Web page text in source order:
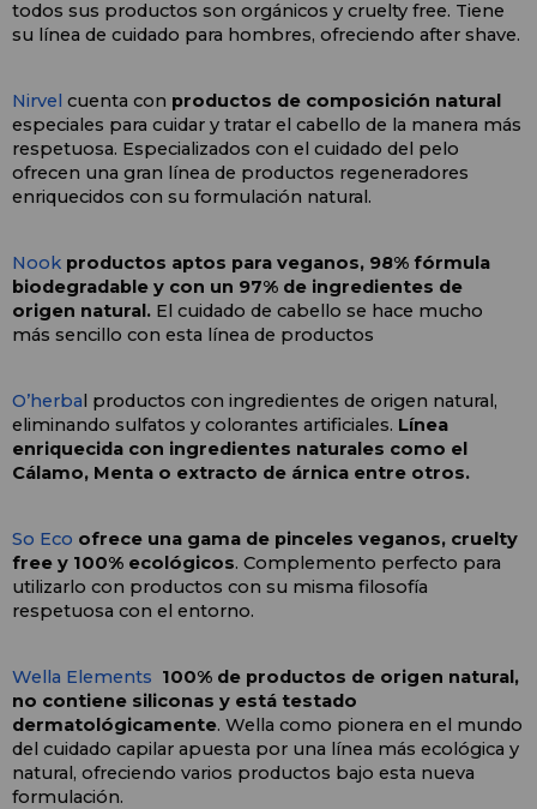
todos sus productos son orgánicos y cruelty free. Tiene
su línea de cuidado para hombres, ofreciendo after shave.
Nirvel cuenta con productos de composición natural
especiales para cuidar y tratar el cabello de la manera más
respetuosa. Especializados con el cuidado del pelo
ofrecen una gran línea de productos regeneradores
enriquecidos con su formulación natural.
Nook productos aptos para veganos, 98% fórmula
biodegradable y con un 97% de ingredientes de
origen natural. El cuidado de cabello se hace mucho
más sencillo con esta línea de productos
O’herbal productos con ingredientes de origen natural,
eliminando sulfatos y colorantes artificiales. Línea
enriquecida con ingredientes naturales como el
Cálamo, Menta o extracto de árnica entre otros.
So Eco ofrece una gama de pinceles veganos, cruelty
free y 100% ecológicos. Complemento perfecto para
utilizarlo con productos con su misma filosofía
respetuosa con el entorno.
Wella Elements 100% de productos de origen natural,
no contiene siliconas y está testado
dermatológicamente. Wella como pionera en el mundo
del cuidado capilar apuesta por una línea más ecológica y
natural, ofreciendo varios productos bajo esta nueva
formulación.